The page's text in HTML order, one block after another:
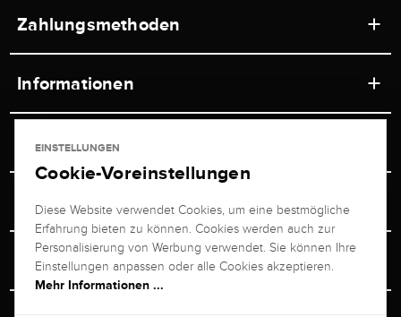
Zahlungsmethoden
Informationen
Ladengeschäft
Versand & Zahlung
Ratgeber
Service
Newsletterabmeldung
Retouren-Service
Juwelier Brogle
Über uns
Unternehmen
Persönlicher Berater
EINSTELLUNGEN
Cookie-Voreinstellungen
Diese Website verwendet Cookies, um eine bestmögliche
Erfahrung bieten zu können. Cookies werden auch zur
Personalisierung von Werbung verwendet. Sie können Ihre
Einstellungen anpassen oder alle Cookies akzeptieren.
Mehr Informationen ...